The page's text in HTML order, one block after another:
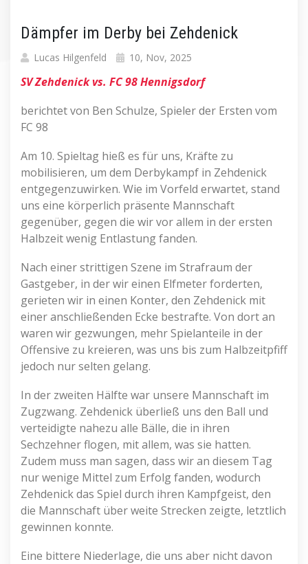
Dämpfer im Derby bei Zehdenick
Lucas Hilgenfeld 10, Nov, 2025
SV Zehdenick vs. FC 98 Hennigsdorf
berichtet von Ben Schulze, Spieler der Ersten vom
FC 98
Am 10. Spieltag hieß es für uns, Kräfte zu
mobilisieren, um dem Derbykampf in Zehdenick
entgegenzuwirken. Wie im Vorfeld erwartet, stand
uns eine körperlich präsente Mannschaft
gegenüber, gegen die wir vor allem in der ersten
Halbzeit wenig Entlastung fanden.
Nach einer strittigen Szene im Strafraum der
Gastgeber, in der wir einen Elfmeter forderten,
gerieten wir in einen Konter, den Zehdenick mit
einer anschließenden Ecke bestrafte. Von dort an
waren wir gezwungen, mehr Spielanteile in der
Offensive zu kreieren, was uns bis zum Halbzeitpfiff
jedoch nur selten gelang.
In der zweiten Hälfte war unsere Mannschaft im
Zugzwang. Zehdenick überließ uns den Ball und
verteidigte nahezu alle Bälle, die in ihren
Sechzehner flogen, mit allem, was sie hatten.
Zudem muss man sagen, dass wir an diesem Tag
nur wenige Mittel zum Erfolg fanden, wodurch
Zehdenick das Spiel durch ihren Kampfgeist, den
die Mannschaft über weite Strecken zeigte, letztlich
gewinnen konnte.
Eine bittere Niederlage, die uns aber nicht davon